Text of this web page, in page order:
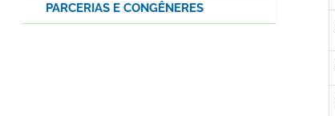
PARCERIAS E CONGÊNERES